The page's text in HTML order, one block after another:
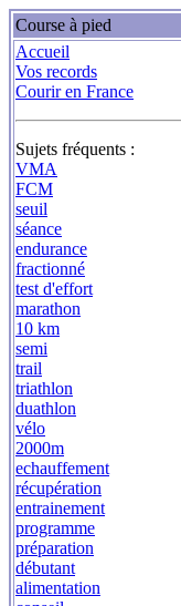
Course à pied
Accueil
Vos records
Courir en France
Sujets fréquents :
VMA
FCM
seuil
séance
endurance
fractionné
test d'effort
marathon
10 km
semi
trail
triathlon
duathlon
vélo
2000m
echauffement
récupération
entrainement
programme
préparation
débutant
alimentation